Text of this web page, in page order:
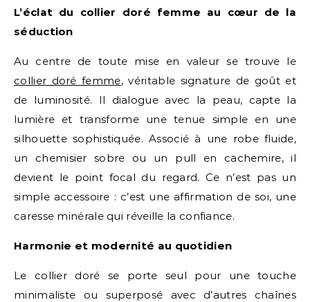
L’éclat du collier doré femme au cœur de la
séduction
Au centre de toute mise en valeur se trouve le
collier doré femme, véritable signature de goût et
de luminosité. Il dialogue avec la peau, capte la
lumière et transforme une tenue simple en une
silhouette sophistiquée. Associé à une robe fluide,
un chemisier sobre ou un pull en cachemire, il
devient le point focal du regard. Ce n’est pas un
simple accessoire : c’est une affirmation de soi, une
caresse minérale qui réveille la confiance.
Harmonie et modernité au quotidien
Le collier doré se porte seul pour une touche
minimaliste ou superposé avec d’autres chaînes